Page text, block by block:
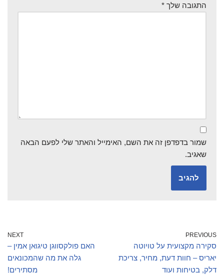
התגובה שלך *
שמור בדפדפן זה את השם, האימייל והאתר שלי לפעם הבאה
שאגיב.
PREVIOUS
סקירה מקצועית על טויוטה
יאריס – חוות דעת, מחיר, צריכת
דלק, בטיחות ועוד
NEXT
האם פולקסווגן טיגואן אמין –
גלה את מה שהמכונאים
מסתירים!